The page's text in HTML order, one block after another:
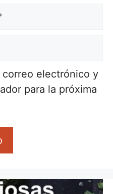
correo electrónico y
para la próxima